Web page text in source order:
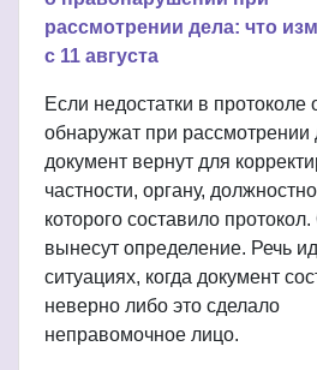
рассмотрении дела: что
с 11 августа
Если недостатки в протоколе
обнаружат при рассмотрении
документ вернут для
частности, органу,
которого составило
вынесут определение. Речь
ситуациях, когда документ
неверно либо это сделало
неправомочное лицо.